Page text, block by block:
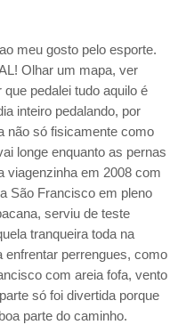
meu gosto pelo esporte.
Olhar um mapa, ver
pedalei tudo aquilo é
inteiro pedalando, por
não só fisicamente como
longe enquanto as pernas
viagenzinha em 2008 com
São Francisco em pleno
serviu de teste
tranqueira toda na
enfrentar perrengues, como
com areia fofa, vento
só foi divertida porque
parte do caminho.